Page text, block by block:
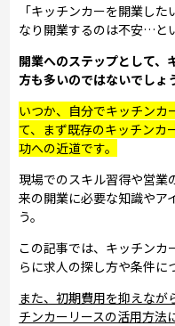
「キッチンカーを開業し
なり開業するのは不安…と
開業へのステップとして、
方も多いのではないでしょ
いつか、自分でキッチンカ
て、まず既存のキッチンカ
功への近道です。
現場でのスキル習得や営業
来の開業に必要な知識やア
う。
この記事では、キッチンカ
らに求人の探し方や条件に
また、初期費用を抑えなが
チンカーリースの活用方法